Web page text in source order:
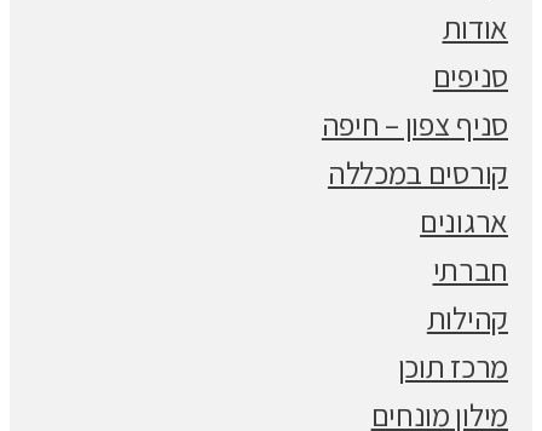
אודות
סניפים
סניף צפון – חיפה
קורסים במכללה
ארגונים
חברתי
קהילות
מרכז תוכן
מילון מונחים